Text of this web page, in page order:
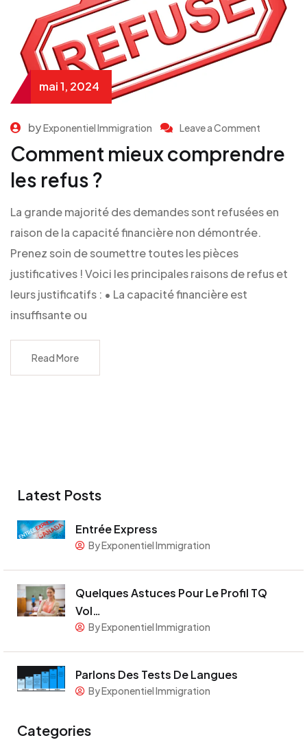
mai 1, 2024
byExponentiel Immigration Leave a Comment
Comment mieux comprendre
les refus ?
La grande majorité des demandes sont refusées en
raison de la capacité financière non démontrée.
Prenez soin de soumettre toutes les pièces
justificatives ! Voici les principales raisons de refus et
leurs justificatifs : • La capacité financière est
insuffisante ou
Read More
Latest Posts
Entrée Express
By Exponentiel Immigration
Quelques Astuces Pour Le Profil TQ
Vol…
By Exponentiel Immigration
Parlons Des Tests De Langues
By Exponentiel Immigration
Categories